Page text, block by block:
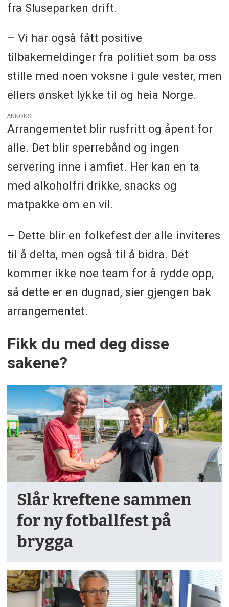
fra Sluseparken drift.
– Vi har også fått positive
tilbakemeldinger fra politiet som ba oss
stille med noen voksne i gule vester, men
ellers ønsket lykke til og heia Norge.
ANNONSE
Arrangementet blir rusfritt og åpent for
alle. Det blir sperrebånd og ingen
servering inne i amfiet. Her kan en ta
med alkoholfri drikke, snacks og
matpakke om en vil.
– Dette blir en folkefest der alle inviteres
til å delta, men også til å bidra. Det
kommer ikke noe team for å rydde opp,
så dette er en dugnad, sier gjengen bak
arrangementet.
Fikk du med deg disse
sakene?
Slår kreftene sammen
for ny fotballfest på
brygga